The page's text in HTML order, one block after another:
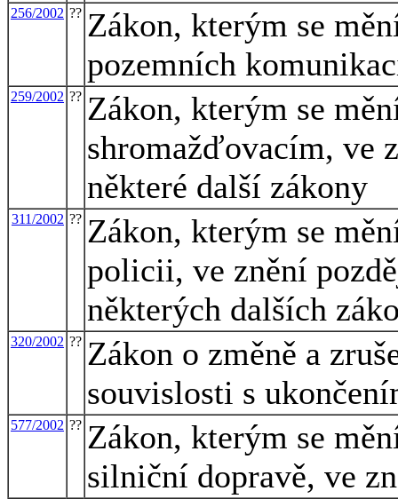
256/2002 ?? Zákon, kterým se
pozemních
259/2002 ?? Zákon, kterým se
shromažďovacím, ve
některé další zákony
311/2002 ?? Zákon, kterým se
policii, ve znění
některých dalších
320/2002 ?? Zákon o změně a
souvislosti s
577/2002 ?? Zákon, kterým se
silniční dopravě, ve